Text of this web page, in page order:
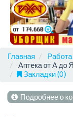
Главная
Аптека от А до
Закладки (0)
Подробнее о